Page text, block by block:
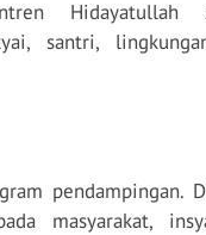
Hidayatullah
santri,
pendampingan.
masyarakat,